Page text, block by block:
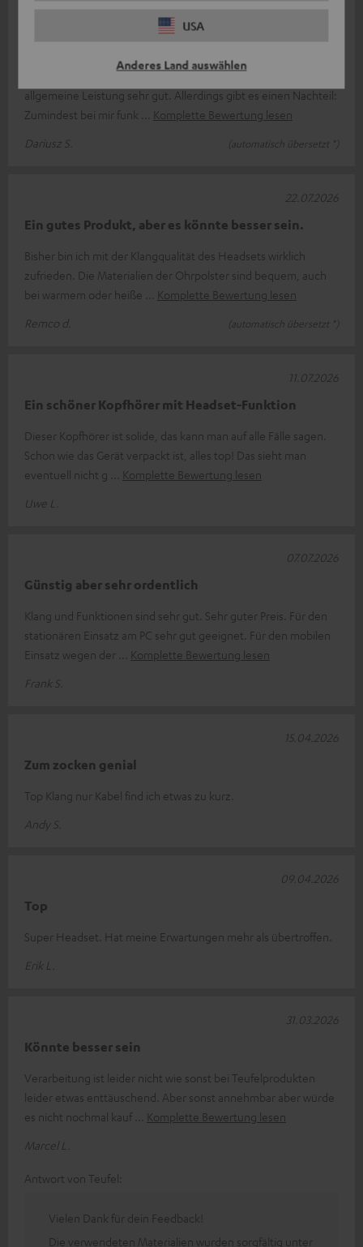
USA
Anderes Land auswählen
Die Zola-Kopfhörer sind in Bezug auf Bass, Klang und
allgemeine Leistung sehr gut. Allerdings gibt es einen Nachteil:
Zumindest bei mir funk
Komplette Bewertung lesen
Dariusz S.
(automatisch übersetzt *)
Ein gutes Produkt, aber es könnte besser sein.
Bisher bin ich mit der Klangqualität des Headsets wirklich
zufrieden. Die Materialien der Ohrpolster sind bequem, auch
bei warmem oder heiße
Komplette Bewertung lesen
Remco d.
(automatisch übersetzt *)
22.07.2026
Ein schöner Kopfhörer mit Headset-Funktion
Dieser Kopfhörer ist solide, das kann man auf alle Fälle sagen.
Schon wie das Gerät verpackt ist, alles top! Das sieht man
eventuell nicht g
Komplette Bewertung lesen
Uwe L.
11.07.2026
Günstig aber sehr ordentlich
Klang und Funktionen sind sehr gut. Sehr guter Preis. Für den
stationären Einsatz am PC sehr gut geeignet. Für den mobilen
Einsatz wegen der
Komplette Bewertung lesen
Frank S.
07.07.2026
Zum zocken genial
Top Klang nur Kabel find ich etwas zu kurz.
Andy S.
15.04.2026
Top
Super Headset. Hat meine Erwartungen mehr als übertroffen.
Erik L.
09.04.2026
Könnte besser sein
Verarbeitung ist leider nicht wie sonst bei Teufelprodukten
leider etwas enttäuschend. Aber sonst annehmbar aber würde
es nicht nochmal kauf
Komplette Bewertung lesen
Marcel L.
31.03.2026
Antwort von Teufel:
Vielen Dank für dein Feedback!
Die verwendeten Materialien wurden sorgfältig unter